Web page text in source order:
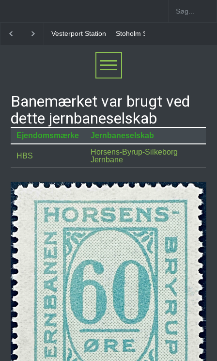
Vesterport Station Stoholm Station
Banemærket var brugt ved
dette jernbaneselskab
Ejendomsmærke Jernbaneselskab
HBS
Horsens-Byrup-Silkeborg
Jernbane